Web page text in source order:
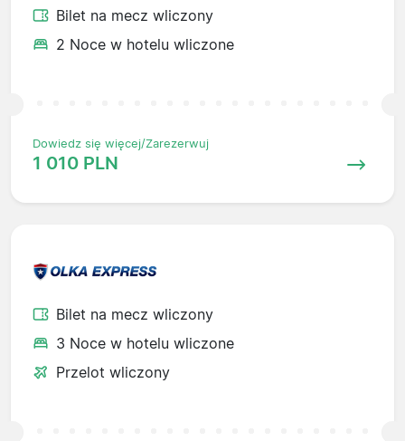
Bilet na mecz wliczony
2 Noce w hotelu wliczone
Dowiedz się więcej/Zarezerwuj
1 010 PLN
Bilet na mecz wliczony
3 Noce w hotelu wliczone
Przelot wliczony